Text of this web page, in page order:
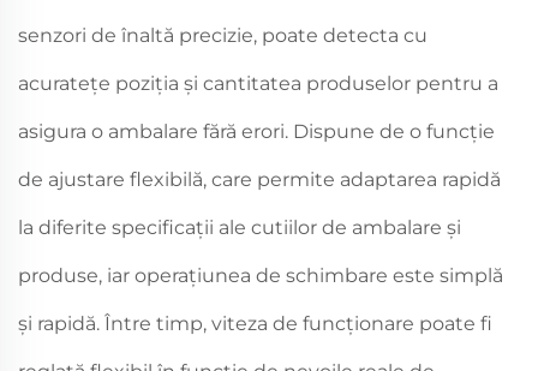
senzori de înaltă precizie, poate detecta cu
acuratețe poziția și cantitatea produselor pentru a
asigura o ambalare fără erori. Dispune de o funcție
de ajustare flexibilă, care permite adaptarea rapidă
la diferite specificații ale cutiilor de ambalare și
produse, iar operațiunea de schimbare este simplă
și rapidă. Între timp, viteza de funcționare poate fi